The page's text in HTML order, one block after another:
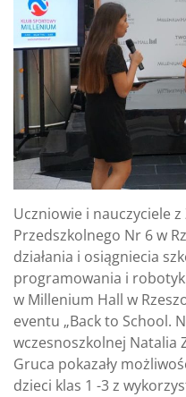
Uczniowie i nauczyciele z
Przedszkolnego Nr 6 w
działania i osiągniecia
programowania i
w Millenium Hall w
eventu „Back to School.
wczesnoszkolnej Natalia
Gruca pokazały
dzieci klas 1 -3 z